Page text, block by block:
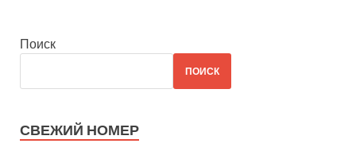
Поиск
ПОИСК
СВЕЖИЙ НОМЕР